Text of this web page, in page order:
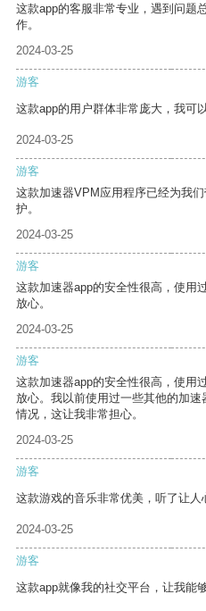
这款app的客服非常专业，遇到问题
作。
2024-03-25
游客
这款app的用户群体非常庞大，我可
2024-03-25
游客
这款加速器VPM应用程序已经为我
护。
2024-03-25
游客
这款加速器app的安全性很高，使用
放心。
2024-03-25
游客
这款加速器app的安全性很高，使用
放心。我以前使用过一些其他的加
情况，这让我非常担心。
2024-03-25
游客
这款游戏的音乐非常优美，听了让人
2024-03-25
游客
这款app就像我的社交平台，让我能